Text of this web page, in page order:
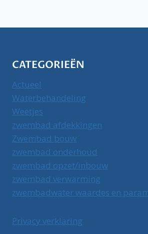
CATEGORIEËN
Actueel
Waterbehandeling
Weetjes
zwembad afdekkingen
Zwembad bouw
zwembad onderhoud
zwembad opzet/inbouw
zwembad verwarming
zwembadwater waardes en
Privacy verklaring